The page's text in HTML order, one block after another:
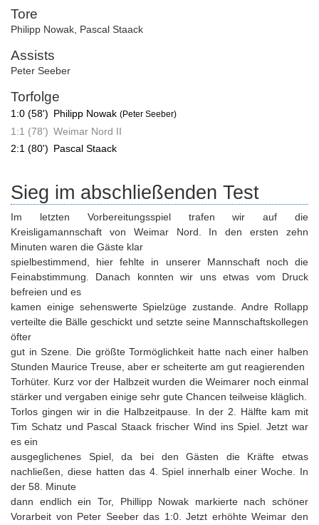
Tore
Philipp Nowak Pascal Staack
Assists
Peter Seeber
Torfolge
1:0 (58') Philipp Nowak (Peter Seeber)
1:1 (78') Weimar Nord II
2:1 (80') Pascal Staack
Sieg im abschließenden Test
Im letzten Vorbereitungsspiel trafen wir auf die
Kreisligamannschaft von Weimar Nord. In den ersten zehn
Minuten waren die Gäste klar
spielbestimmend, hier fehlte in unserer Mannschaft noch die
Feinabstimmung. Danach konnten wir uns etwas vom Druck
befreien und es
kamen einige sehenswerte Spielzüge zustande. Andre Rollapp
verteilte die Bälle geschickt und setzte seine Mannschaftskollegen
öfter
gut in Szene. Die größte Tormöglichkeit hatte nach einer halben
Stunden Maurice Treuse, aber er scheiterte am gut reagierenden
Torhüter. Kurz vor der Halbzeit wurden die Weimarer noch einmal
stärker und vergaben einige sehr gute Chancen teilweise kläglich.
Torlos gingen wir in die Halbzeitpause. In der 2. Hälfte kam mit
Tim Schatz und Pascal Staack frischer Wind ins Spiel. Jetzt war
es ein
ausgeglichenes Spiel, da bei den Gästen die Kräfte etwas
nachließen, diese hatten das 4. Spiel innerhalb einer Woche. In
der 58. Minute
dann endlich ein Tor, Phillipp Nowak markierte nach schöner
Vorarbeit von Peter Seeber das 1:0. Jetzt erhöhte Weimar den